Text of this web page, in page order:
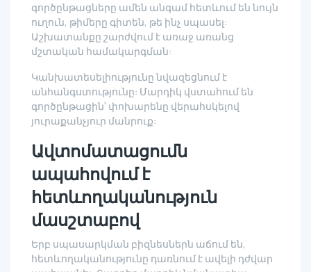
գործընթացները ամեն անգամ հետևում են նույն
ուղուն, թիմերը գիտեն, թե ինչ սպասել:
Աշխատանքը շարժվում է առաջ առանց
մշտական համակարգման:
Կանխատեսելիությունը նվազեցնում է
անհանգստությունը: Մարդիկ վստահում են
գործընթացին՝ փոխարենը վերահսկելով
յուրաքանչյուր մանրուք:
Ավտոմատացումն
ապահովում է
հետևողականություն
մասշտաբով
Երբ սպասարկման բիզնեսներն աճում են,
հետևողականությունը դառնում է ավելի դժվար